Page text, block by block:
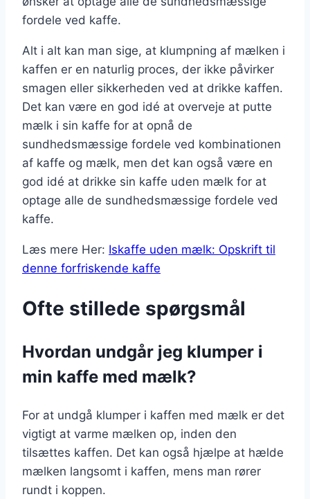
fordele ved kaffe.
Alt i alt kan man sige, at klumpning af mælken i
kaffen er en naturlig proces, der ikke påvirker
smagen eller sikkerheden ved at drikke kaffen.
Det kan være en god idé at overveje at putte
mælk i sin kaffe for at opnå de
sundhedsmæssige fordele ved kombinationen
af kaffe og mælk, men det kan også være en
god idé at drikke sin kaffe uden mælk for at
optage alle de sundhedsmæssige fordele ved
kaffe.
Læs mere Her: Iskaffe uden mælk: Opskrift til
denne forfriskende kaffe
Ofte stillede spørgsmål
Hvordan undgår jeg klumper i
min kaffe med mælk?
For at undgå klumper i kaffen med mælk er det
vigtigt at varme mælken op, inden den
tilsættes kaffen. Det kan også hjælpe at hælde
mælken langsomt i kaffen, mens man rører
rundt i koppen.